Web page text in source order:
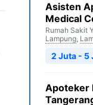
Asisten
Medical
Rumah Sakit
Lampung,
2 Juta - 5
Apoteker